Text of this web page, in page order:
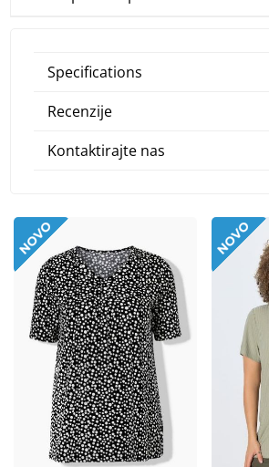
Specifications
Recenzije
Kontaktirajte nas